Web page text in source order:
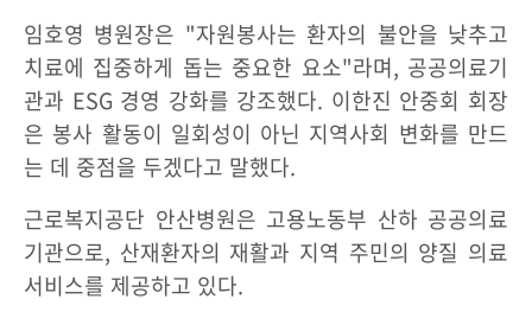
임호영 병원장은 "자원봉사는 환자의 불안을 낮추고
치료에 집중하게 돕는 중요한 요소"라며, 공공의료기
관과 ESG 경영 강화를 강조했다. 이한진 안중회 회장
은 봉사 활동이 일회성이 아닌 지역사회 변화를 만드
는 데 중점을 두겠다고 말했다.
근로복지공단 안산병원은 고용노동부 산하 공공의료
기관으로, 산재환자의 재활과 지역 주민의 양질 의료
서비스를 제공하고 있다.